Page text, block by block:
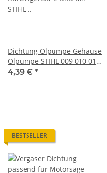
Dichtung Ölpumpe Gehäuse
Ölpumpe STIHL 009 010 011
012 Kettensäge
4,39 € *
BESTSELLER